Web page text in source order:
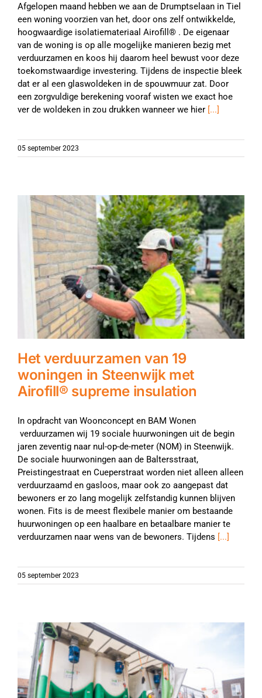
Afgelopen maand hebben we aan de Drumptselaan in Tiel
een woning voorzien van het, door ons zelf ontwikkelde,
hoogwaardige isolatiemateriaal Airofill® . De eigenaar
van de woning is op alle mogelijke manieren bezig met
verduurzamen en koos hij daarom heel bewust voor deze
toekomstwaardige investering. Tijdens de inspectie bleek
dat er al een glaswoldeken in de spouwmuur zat. Door
een zorgvuldige berekening vooraf wisten we exact hoe
ver de woldeken in zou drukken wanneer we hier [...]
05 september 2023
Het verduurzamen van 19
woningen in Steenwijk met
Airofill® supreme insulation
In opdracht van Woonconcept en BAM Wonen
verduurzamen wij 19 sociale huurwoningen uit de begin
jaren zeventig naar nul-op-de-meter (NOM) in Steenwijk.
De sociale huurwoningen aan de Baltersstraat,
Preistingestraat en Cueperstraat worden niet alleen alleen
verduurzaamd en gasloos, maar ook zo aangepast dat
bewoners er zo lang mogelijk zelfstandig kunnen blijven
wonen. Fits is de meest flexibele manier om bestaande
huurwoningen op een haalbare en betaalbare manier te
verduurzamen naar wens van de bewoners. Tijdens [...]
05 september 2023